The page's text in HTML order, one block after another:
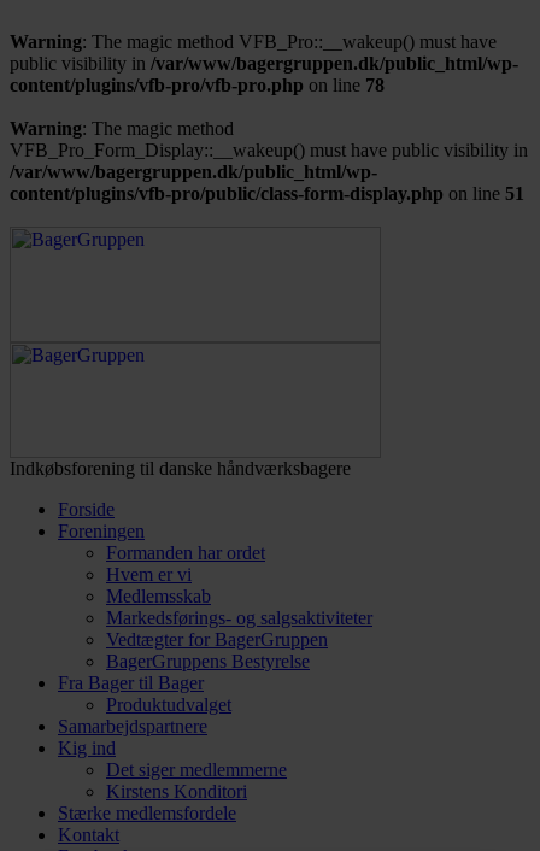
Warning: The magic method VFB_Pro::__wakeup() must have
public visibility in /var/www/bagergruppen.dk/public_html/wp-
content/plugins/vfb-pro/vfb-pro.php on line 78
Warning: The magic method
VFB_Pro_Form_Display::__wakeup() must have public visibility in
/var/www/bagergruppen.dk/public_html/wp-
content/plugins/vfb-pro/public/class-form-display.php on line 51
Indkøbsforening til danske håndværksbagere
Forside
Foreningen
Formanden har ordet
Hvem er vi
Medlemsskab
Markedsførings- og salgsaktiviteter
Vedtægter for BagerGruppen
BagerGruppens Bestyrelse
Fra Bager til Bager
Produktudvalget
Samarbejdspartnere
Kig ind
Det siger medlemmerne
Kirstens Konditori
Stærke medlemsfordele
Kontakt